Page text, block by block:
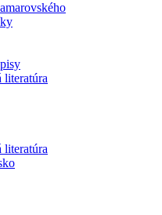
literatúra
literatúra